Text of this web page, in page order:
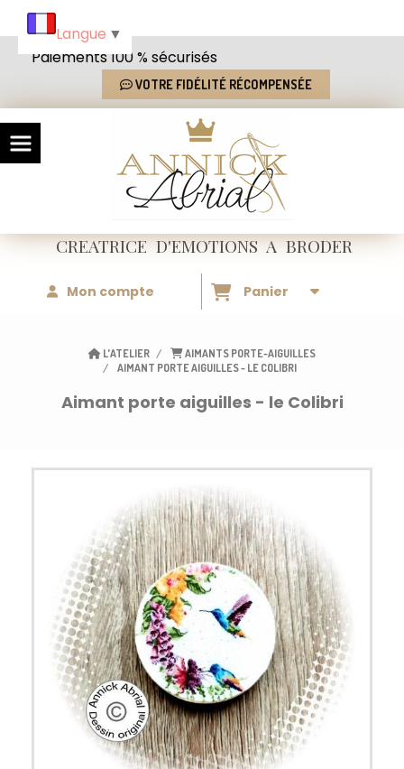
Paiements 100 % sécurisés
VOTRE FIDÉLITÉ RÉCOMPENSÉE
CREATRICED'EMOTIONSA BRODER
Mon compte Panier
L'ATELIER
AIMANTS PORTE-AIGUILLES
AIMANT PORTE AIGUILLES - LE COLIBRI
Aimant porte aiguilles - le Colibri
Langue ▼